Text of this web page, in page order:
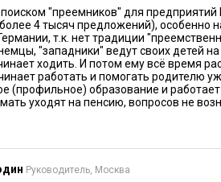
также выделение портфельных
Так основатели бизнеса
инвестиционные решения на фоне
времени может занять такой
бизнеса, уровня корпоративного
за 2016 год, отметили наличие в их
"преемников" для предприятий
4 тысяч предложений), особенно
т.к. нет традиции
"западники" ведут своих детей
ходить. И потом ему всё время
работать и помогать родителю
(профильное) образование и
уходят на пенсию, вопросов не
Руководитель, Москва